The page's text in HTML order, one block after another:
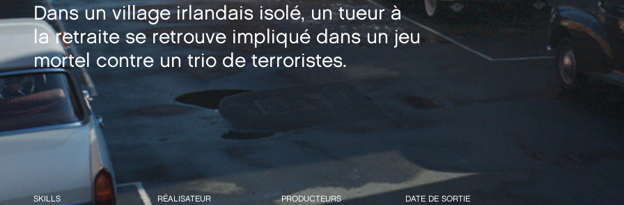
Dans un village irlandais isolé, un tueur à
la retraite se retrouve impliqué dans un jeu
mortel contre un trio de terroristes.
SKILLS
RÉALISATEUR
PRODUCTEURS
DATE DE SORTIE